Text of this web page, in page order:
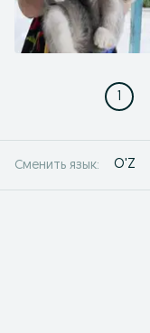
1
Сменить язык: O'Z